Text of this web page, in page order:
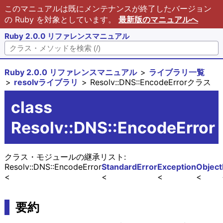
このマニュアルは既にメンテナンスが終了したバージョン
の Ruby を対象としています。 最新版のマニュアルへ
Ruby 2.0.0 リファレンスマニュアル
Ruby 2.0.0 リファレンスマニュアル
ライブラリ一覧
resolvライブラリ
Resolv::DNS::EncodeErrorクラス
class
Resolv::DNS::EncodeError
クラス・モジュールの継承リスト:
Object
Exception
StandardError
Resolv::DNS::EncodeError
要約